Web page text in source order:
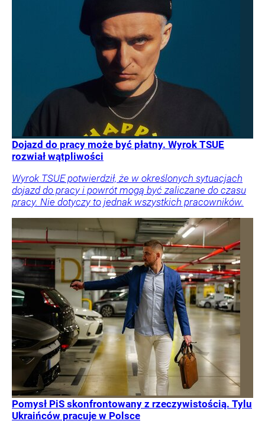
Dojazd do pracy może być płatny. Wyrok TSUE
rozwiał wątpliwości
Wyrok TSUE potwierdził, że w określonych sytuacjach
dojazd do pracy i powrót mogą być zaliczane do czasu
pracy. Nie dotyczy to jednak wszystkich pracowników.
Pomysł PiS skonfrontowany z rzeczywistością. Tylu
Ukraińców pracuje w Polsce